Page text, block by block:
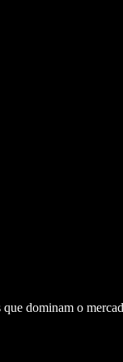
que dominam o